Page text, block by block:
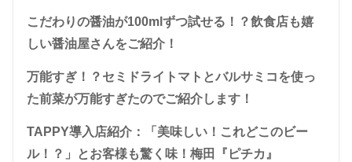
こだわりの醤油が100mlずつ試せる！？飲食店も嬉
しい醤油屋さんをご紹介！
万能すぎ！？セミドライトマトとバルサミコを使っ
た前菜が万能すぎたのでご紹介します！
TAPPY導入店紹介：「美味しい！これどこのビー
ル！？」とお客様も驚く味！梅田『ピチカ』